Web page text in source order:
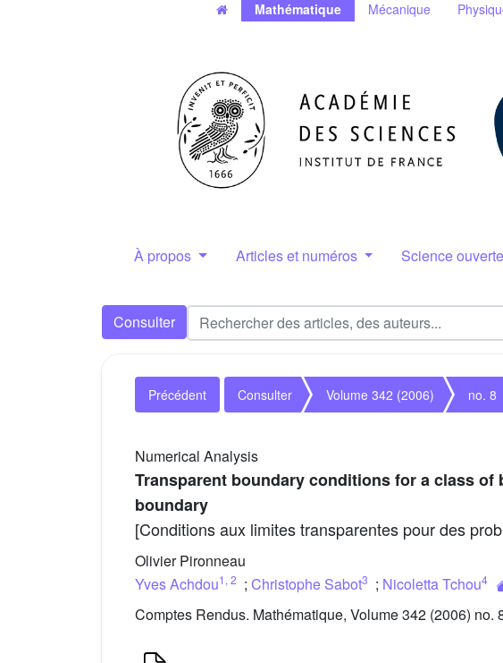
Mathématique Mécanique
À propos Articles et numéros Science ouverte
Consulter
Précédent Consulter Volume 342 (2006) no. 8
Numerical Analysis
Transparent boundary conditions for a class
boundary
[Conditions aux limites transparentes pour des
Olivier Pironneau
Yves Achdou1 , 2 ; Christophe Sabot3 ; Nicoletta Tchou4
Comptes Rendus. Mathématique, Volume 342 (2006) no.